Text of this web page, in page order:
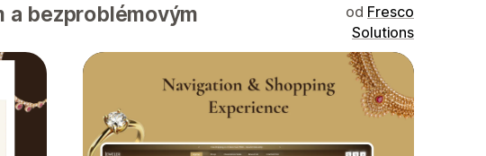
a bezproblémovým
od Fresco
Solutions